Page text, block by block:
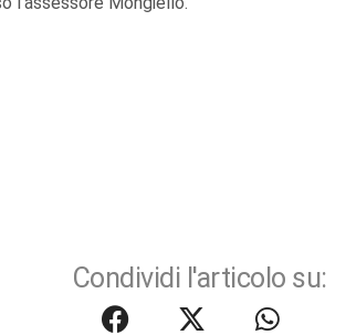
Condividi l'articolo su: